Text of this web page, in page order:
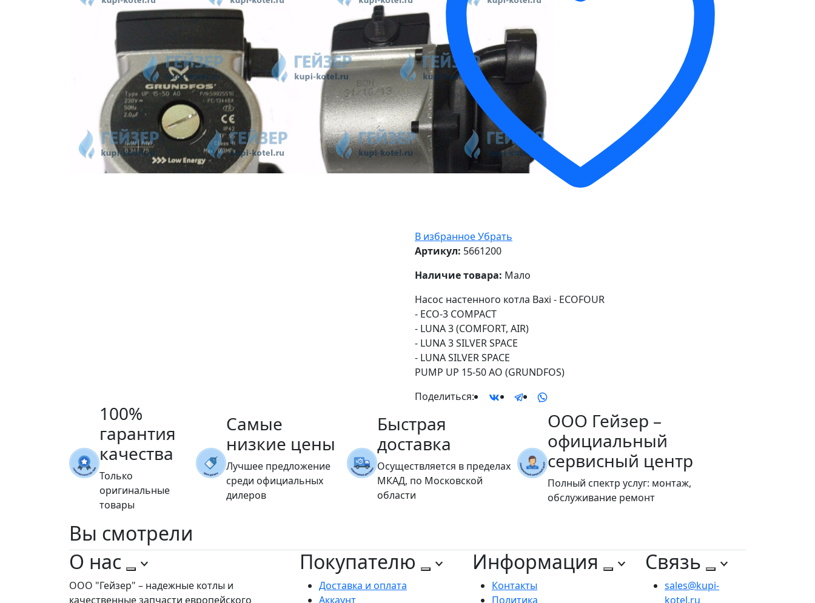
В избранноеУбрать
Артикул: 5661200
Наличие товара: Мало
Насос настенного котла Baxi - ECOFOUR
- ECO-3 COMPACT
- LUNA 3 (COMFORT, AIR)
- LUNA 3 SILVER SPACE
- LUNA SILVER SPACE
PUMP UP 15-50 AO (GRUNDFOS)
Поделиться:
100%
гарантия
качества
Только
оригинальные
товары
Самые
низкие цены
Лучшее предложение
среди официальных
дилеров
Быстрая
доставка
Осуществляется в пределах
МКАД, по Московской
области
ООО Гейзер –
официальный
сервисный центр
Полный спектр услуг: монтаж,
обслуживание ремонт
Вы смотрели
О нас
ООО "Гейзер" – надежные котлы и
качественные запчасти европейского
Покупателю
Доставка и оплата
Аккаунт
Информация
Контакты
Политика
Связь
sales@kupi-
kotel.ru